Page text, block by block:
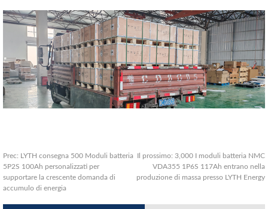
Prec: LYTH consegna 500 Moduli batteria
5P2S 100Ah personalizzati per
supportare la crescente domanda di
accumulo di energia
Il prossimo: 3,000 I moduli batteria NMC
VDA355 1P6S 117Ah entrano nella
produzione di massa presso LYTH Energy